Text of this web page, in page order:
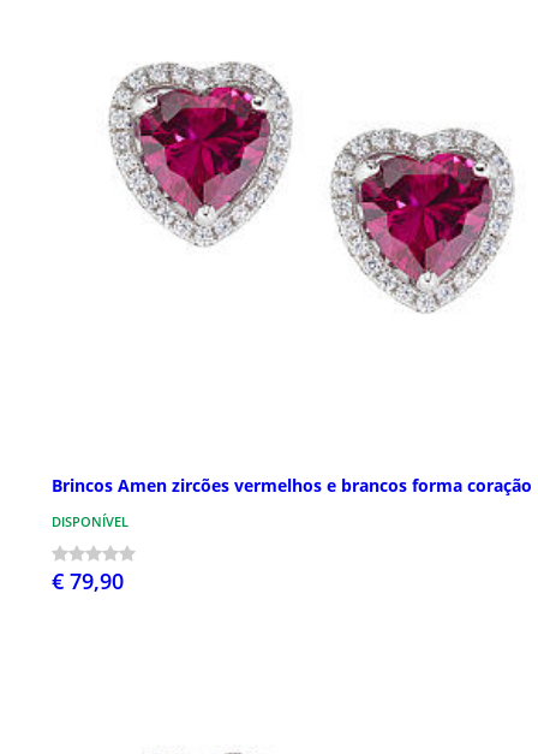
Brincos Amen zircões vermelhos e brancos forma coração
DISPONÍVEL
€ 79,90